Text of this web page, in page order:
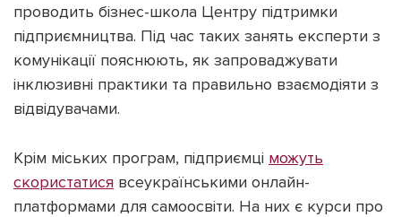
проводить бізнес-школа Центру підтримки
підприємництва. Під час таких занять експерти з
комунікації пояснюють, як запроваджувати
інклюзивні практики та правильно взаємодіяти з
відвідувачами.
Крім міських програм, підприємці можуть
скористатися всеукраїнськими онлайн-
платформами для самоосвіти. На них є курси про